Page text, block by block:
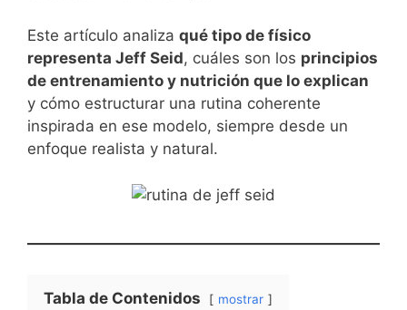
Este artículo analiza qué tipo de físico
representa Jeff Seid, cuáles son los principios
de entrenamiento y nutrición que lo explican
y cómo estructurar una rutina coherente
inspirada en ese modelo, siempre desde un
enfoque realista y natural.
Tabla de Contenidos mostrar